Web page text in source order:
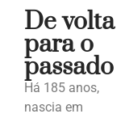
De volta
para o
passado
Há 185 anos,
nascia em